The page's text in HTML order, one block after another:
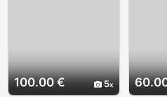
100.00 € 5